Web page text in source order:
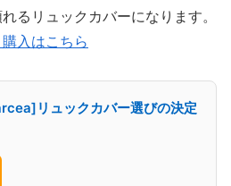
るリュックカバーになります。
入はこちら
リュックカバー選びの決定